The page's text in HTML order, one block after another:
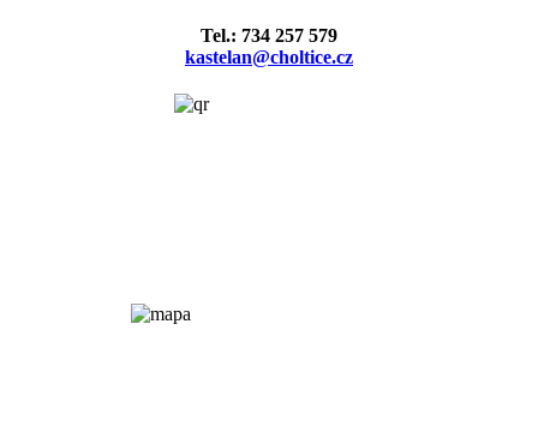
Tel.: 734 257 579
kastelan@choltice.cz